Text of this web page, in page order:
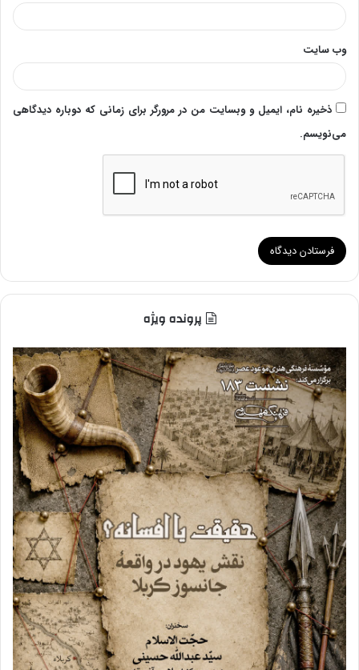
وب‌ سایت
ذخیره نام، ایمیل و وبسایت من در مرورگر برای زمانی که دوباره دیدگاهی
می‌نویسم.
پرونده ویژه